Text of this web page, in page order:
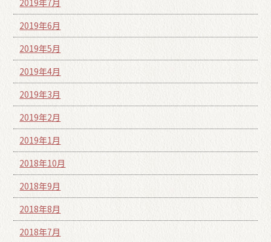
2019年6月
2019年5月
2019年4月
2019年3月
2019年2月
2019年1月
2018年10月
2018年9月
2018年8月
2018年7月